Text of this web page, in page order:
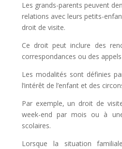
Les grands-parents peuvent
relations avec leurs petits-
droit de visite.
Ce droit peut inclure des
correspondances ou des
Les modalités sont définies
l’intérêt de l’enfant et des
Par exemple, un droit de
week-end par mois ou à
scolaires.
Lorsque la situation